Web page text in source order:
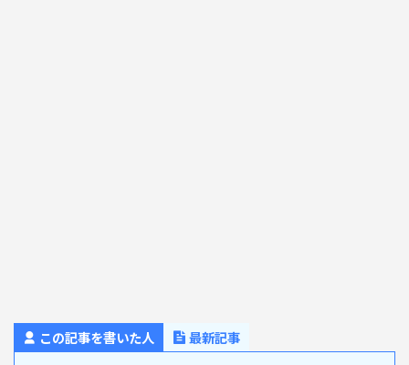
この記事を書いた人
最新記事